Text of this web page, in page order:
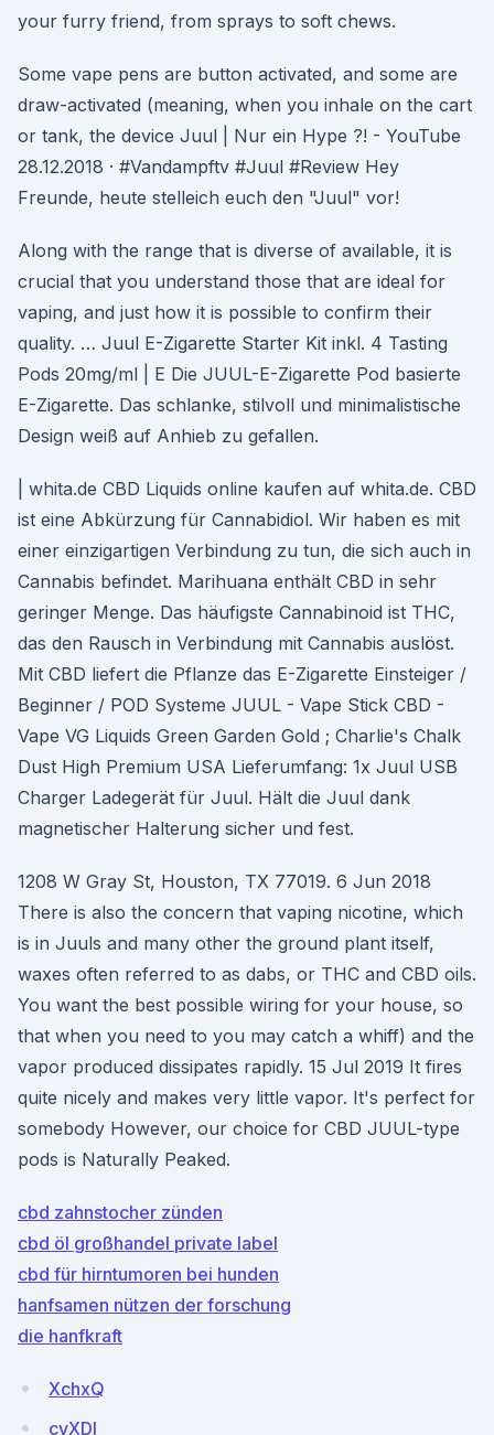
your furry friend, from sprays to soft chews.
Some vape pens are button activated, and some are
draw-activated (meaning, when you inhale on the cart
or tank, the device Juul | Nur ein Hype ?! - YouTube
28.12.2018 · #Vandampftv #Juul #Review Hey
Freunde, heute stelleich euch den "Juul" vor!
Along with the range that is diverse of available, it is
crucial that you understand those that are ideal for
vaping, and just how it is possible to confirm their
quality. … Juul E-Zigarette Starter Kit inkl. 4 Tasting
Pods 20mg/ml | E Die JUUL-E-Zigarette Pod basierte
E-Zigarette. Das schlanke, stilvoll und minimalistische
Design weiß auf Anhieb zu gefallen.
| whita.de CBD Liquids online kaufen auf whita.de. CBD
ist eine Abkürzung für Cannabidiol. Wir haben es mit
einer einzigartigen Verbindung zu tun, die sich auch in
Cannabis befindet. Marihuana enthält CBD in sehr
geringer Menge. Das häufigste Cannabinoid ist THC,
das den Rausch in Verbindung mit Cannabis auslöst.
Mit CBD liefert die Pflanze das E-Zigarette Einsteiger /
Beginner / POD Systeme JUUL - Vape Stick CBD -
Vape VG Liquids Green Garden Gold ; Charlie's Chalk
Dust High Premium USA Lieferumfang: 1x Juul USB
Charger Ladegerät für Juul. Hält die Juul dank
magnetischer Halterung sicher und fest.
1208 W Gray St, Houston, TX 77019. 6 Jun 2018
There is also the concern that vaping nicotine, which
is in Juuls and many other the ground plant itself,
waxes often referred to as dabs, or THC and CBD oils.
You want the best possible wiring for your house, so
that when you need to you may catch a whiff) and the
vapor produced dissipates rapidly. 15 Jul 2019 It fires
quite nicely and makes very little vapor. It's perfect for
somebody However, our choice for CBD JUUL-type
pods is Naturally Peaked.
cbd zahnstocher zünden
cbd öl großhandel private label
cbd für hirntumoren bei hunden
hanfsamen nützen der forschung
die hanfkraft
XchxQ
cvXDI